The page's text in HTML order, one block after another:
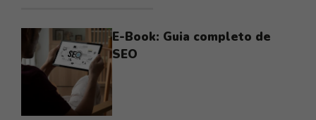
E-Book: Guia completo de
SEO